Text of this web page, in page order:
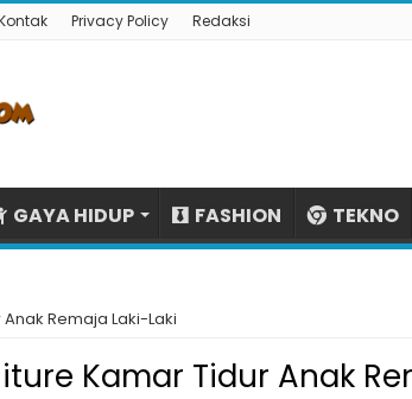
Privacy Policy Redaksi
GAYA HIDUP FASHION TEKNO
Remaja Laki-Laki
Kamar Tidur Anak